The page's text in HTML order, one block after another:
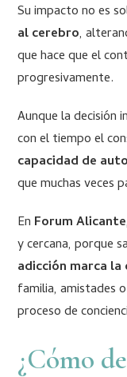
Su impacto no es
al cerebro,
que hace que el
progresivamente.
Aunque la decisión
con el tiempo el
capacidad de
que muchas veces
En Forum Alicante
y cercana, porque
adicción marca
familia, amistades
proceso de
¿Cómo